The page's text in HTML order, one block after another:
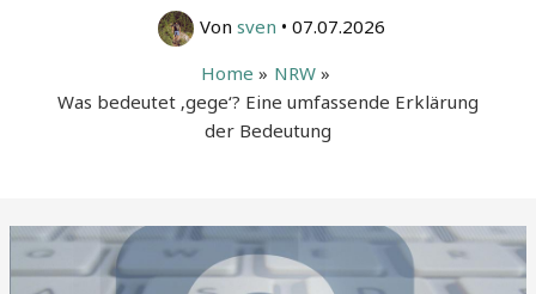
Von sven • 07.07.2026
Home
NRW
Was bedeutet ‚gege‘? Eine umfassende Erklärung
der Bedeutung